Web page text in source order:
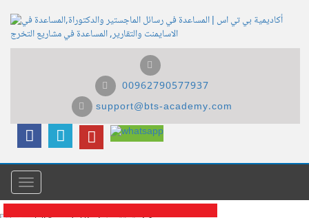
00962790577937
support@bts-academy.com
Menu